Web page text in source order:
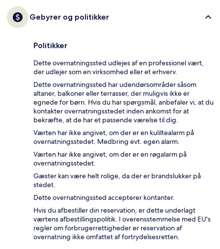
Gebyrer og politikker
Politikker
Dette overnatningssted udlejes af en professionel vært,
der udlejer som en virksomhed eller et erhverv.
Dette overnatningssted har udendørsområder såsom
altaner, balkoner eller terrasser, der muligvis ikke er
egnede for børn. Hvis du har spørgsmål, anbefaler vi, at du
kontakter overnatningsstedet inden ankomst for at
bekræfte, at de har et passende værelse til dig.
Værten har ikke angivet, om der er en kuliltealarm på
overnatningsstedet. Medbring evt. egen alarm.
Værten har ikke angivet, om der er en røgalarm på
overnatningsstedet.
Gæster kan være helt rolige, da der er brandslukker på
stedet.
Dette overnatningssted accepterer kontanter.
Hvis du afbestiller din reservation, er dette underlagt
værtens afbestillingspolitik. I overensstemmelse med EU's
regler om forbrugerrettigheder er reservation af
overnatning ikke omfattet af fortrydelsesretten.